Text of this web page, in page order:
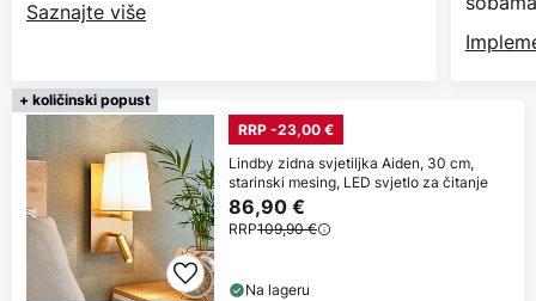
Saznajte više
+ količinski popust
RRP -23,00 €
Lindby zidna svjetiljka Aiden, 30 cm,
starinski mesing, LED svjetlo za čitanje
86,90 €
RRP109,90 €
Na lageru